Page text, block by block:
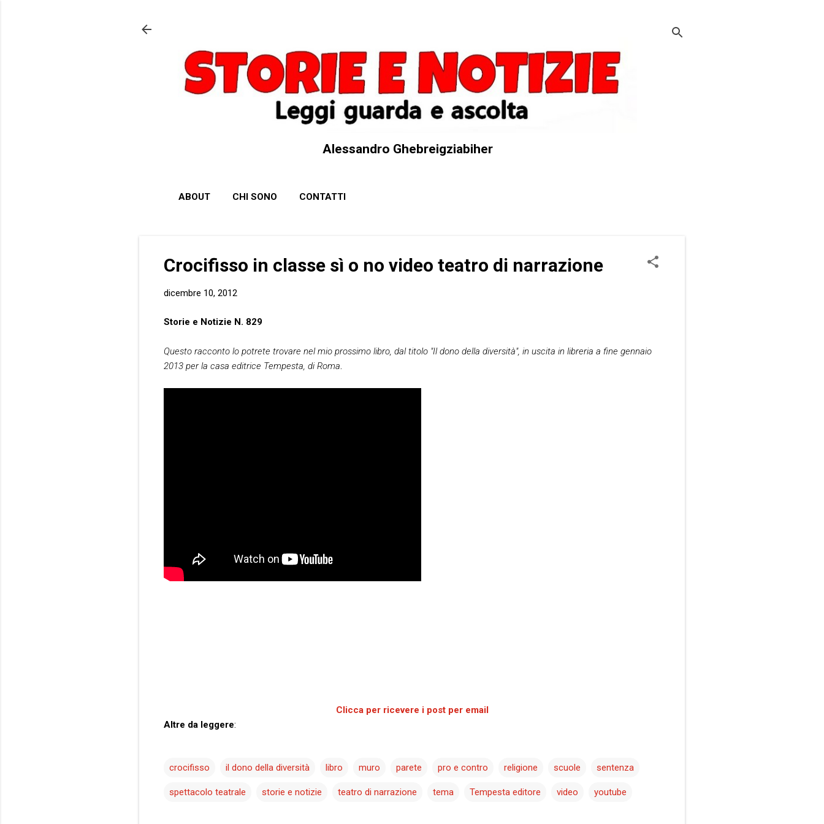
Alessandro Ghebreigziabiher
ABOUT CHI SONO CONTATTI
Crocifisso in classe sì o no video teatro di narrazione
dicembre 10, 2012
Storie e Notizie N. 829
Questo racconto lo potrete trovare nel mio prossimo libro, dal titolo "Il dono della diversità", in uscita in libreria a fine gennaio
2013 per la casa editrice Tempesta, di Roma.
Clicca per ricevere i post per email
Altre da leggere:
crocifisso il dono della diversità libro muro parete pro e contro religione scuole sentenza
spettacolo teatrale storie e notizie teatro di narrazione tema Tempesta editore video youtube